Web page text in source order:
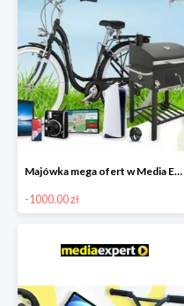
Majówka mega ofert w Media Expert do -1000 zł
-1000.00 zł